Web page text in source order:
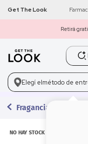
Get The Look
Retirá
Buscar
Elegí elmétodo de
Fragancias
NO HAY STOCK
1 get the look
2 máscara pestañas
3.